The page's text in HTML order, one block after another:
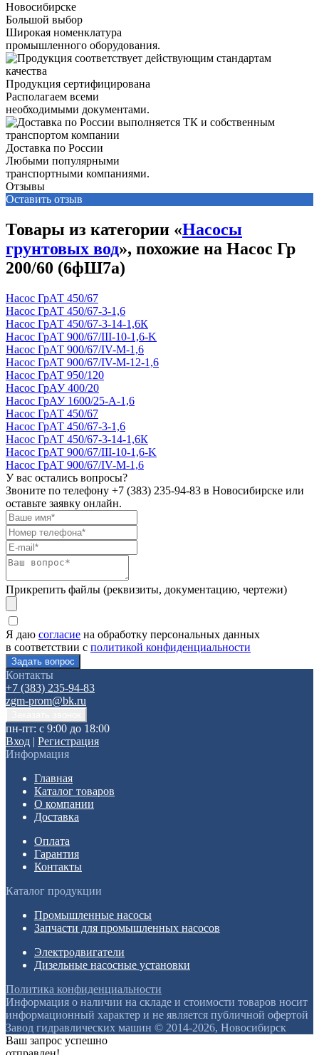
Большой выбор
Широкая номенклатура
промышленного оборудования.
Продукция сертифицирована
Располагаем всеми
необходимыми документами.
Доставка по России
Любыми популярными
транспортными компаниями.
Отзывы
Оставить отзыв
Товары из категории «Насосы
грунтовых вод», похожие на Насос Гр
200/60 (6фШ7а)
Насос ГрАТ 450/67
Насос ГрАТ 450/67-3-1,6
Насос ГрАТ 450/67-3-14-1,6К
Насос ГрАТ 900/67/III-10-1,6-K
Насос ГрАТ 900/67/IV-М-1,6
Насос ГрАТ 900/67/IV-М-12-1,6
Насос ГрАТ 950/120
Насос ГрАУ 400/20
Насос ГрАУ 1600/25-А-1,6
Насос ГрАТ 450/67
Насос ГрАТ 450/67-3-1,6
Насос ГрАТ 450/67-3-14-1,6К
Насос ГрАТ 900/67/III-10-1,6-K
Насос ГрАТ 900/67/IV-М-1,6
У вас остались вопросы?
Звоните по телефону +7 (383) 235-94-83 в Новосибирске или
оставьте заявку онлайн.
Прикрепить файлы (реквизиты, документацию, чертежи)
Я даю согласие на обработку персональных данных
в соответствии с политикой конфиденциальности
Контакты
+7 (383) 235-94-83
zgm-prom@bk.ru
пн-пт: с 9:00 до 18:00
Вход | Регистрация
Информация
Главная
Каталог товаров
О компании
Доставка
Оплата
Гарантия
Контакты
Каталог продукции
Промышленные насосы
Запчасти для промышленных насосов
Электродвигатели
Дизельные насосные установки
Политика конфиденциальности
Информация о наличии на складе и стоимости товаров носит
информационный характер и не является публичной офертой
Завод гидравлических машин © 2014-2026, Новосибирск
Ваш запрос успешно